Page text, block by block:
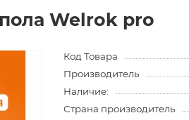
Welrok pro
Код Товара
Производитель
Наличие:
Страна производитель